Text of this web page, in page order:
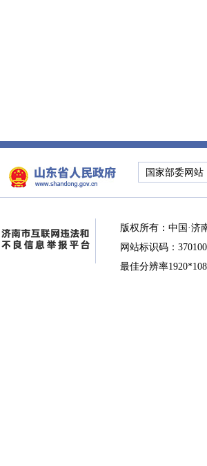
国家部委网站
版权所有：中国·济
网站标识码：
最佳分辨率